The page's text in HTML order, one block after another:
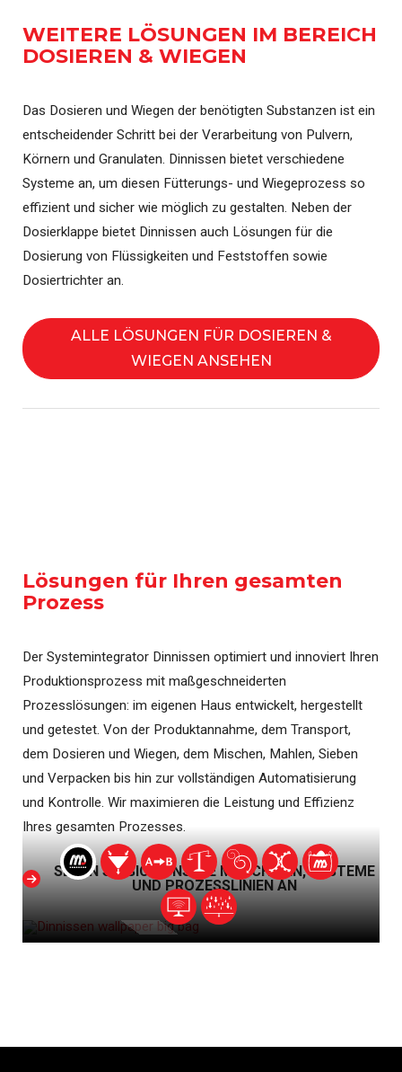
WEITERE LÖSUNGEN IM BEREICH
DOSIEREN & WIEGEN
Das Dosieren und Wiegen der benötigten Substanzen ist ein
entscheidender Schritt bei der Verarbeitung von Pulvern,
Körnern und Granulaten. Dinnissen bietet verschiedene
Systeme an, um diesen Fütterungs- und Wiegeprozess so
effizient und sicher wie möglich zu gestalten. Neben der
Dosierklappe bietet Dinnissen auch Lösungen für die
Dosierung von Flüssigkeiten und Feststoffen sowie
Dosiertrichter an.
ALLE LÖSUNGEN FÜR DOSIEREN &
WIEGEN ANSEHEN
Lösungen für Ihren gesamten
Prozess
Der Systemintegrator Dinnissen optimiert und innoviert Ihren
Produktionsprozess mit maßgeschneiderten
Prozesslösungen: im eigenen Haus entwickelt, hergestellt
und getestet. Von der Produktannahme, dem Transport,
dem Dosieren und Wiegen, dem Mischen, Mahlen, Sieben
und Verpacken bis hin zur vollständigen Automatisierung
und Kontrolle. Wir maximieren die Leistung und Effizienz
Ihres gesamten Prozesses.
SEHEN SIE SICH UNSERE MASCHINEN, SYSTEME
UND PROZESSLINIEN AN